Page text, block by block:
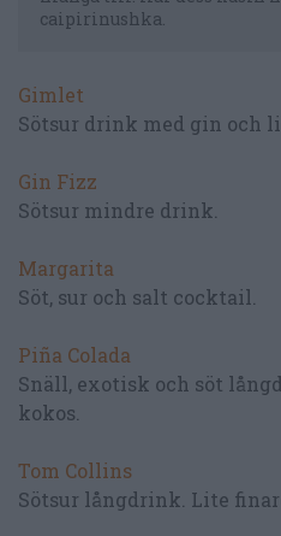
caipirinushka.
Gimlet
Sötsur drink med gin och
Gin Fizz
Sötsur mindre drink.
Margarita
Söt, sur och salt cocktail.
Piña Colada
Snäll, exotisk och söt
kokos.
Tom Collins
Sötsur långdrink. Lite